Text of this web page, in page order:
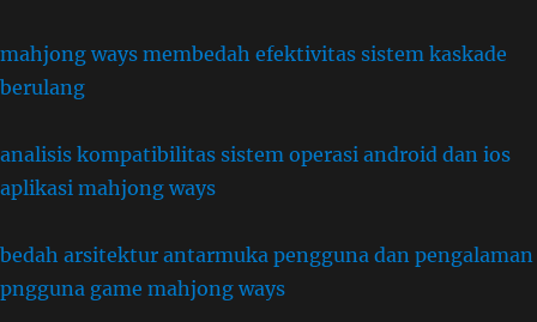
mahjong ways membedah efektivitas sistem kaskade
berulang
analisis kompatibilitas sistem operasi android dan ios
aplikasi mahjong ways
bedah arsitektur antarmuka pengguna dan pengalaman
pngguna game mahjong ways